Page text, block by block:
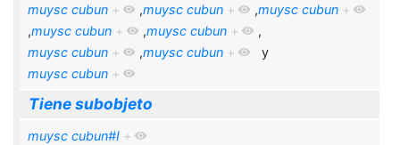
muysc cubun + ,muysc cubun + ,muysc cubun +
,muysc cubun + ,muysc cubun +
,
muysc cubun + ,muysc cubun +
y
muysc cubun +
Tiene subobjeto
muysc cubun#I +